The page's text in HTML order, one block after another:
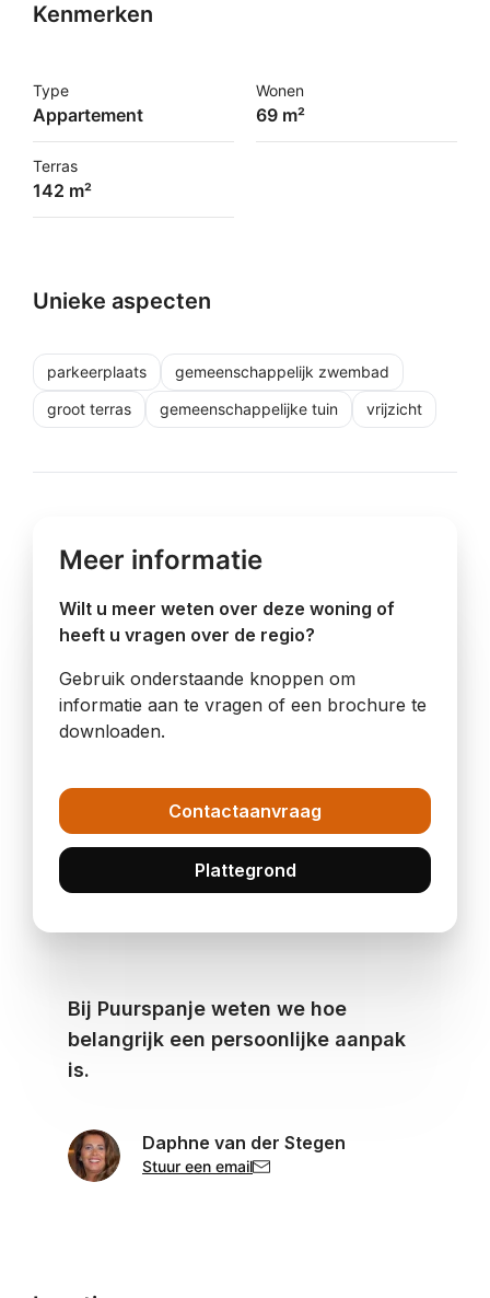
Kenmerken
Type
Appartement
Wonen
69 m²
Terras
142 m²
Unieke aspecten
parkeerplaats
gemeenschappelijk zwembad
groot terras
gemeenschappelijke tuin vrijzicht
Meer informatie
Wilt u meer weten over deze woning of
heeft u vragen over de regio?
Gebruik onderstaande knoppen om
informatie aan te vragen of een brochure te
downloaden.
Contactaanvraag
Plattegrond
Bij Puurspanje weten we hoe
belangrijk een persoonlijke aanpak
is.
Daphne van der Stegen
Stuur een email